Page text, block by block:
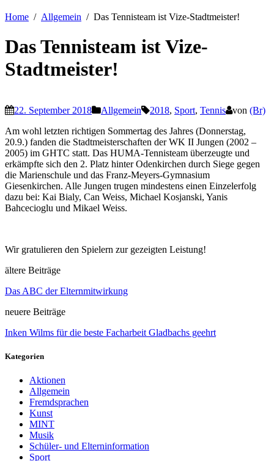
Home Allgemein Das Tennisteam ist Vize-Stadtmeister!
Das Tennisteam ist Vize-
Stadtmeister!
22. September 2018 Allgemein 2018, Sport, Tennis von (Br)
Am wohl letzten richtigen Sommertag des Jahres (Donnerstag,
20.9.) fanden die Stadtmeisterschaften der WK II Jungen (2002 –
2005) im GHTC statt. Das HUMA-Tennisteam überzeugte und
erkämpfte sich den 2. Platz hinter Odenkirchen durch Siege gegen
die Marienschule und das Franz-Meyers-Gymnasium
Giesenkirchen. Alle Jungen trugen mindestens einen Einzelerfolg
dazu bei: Kai Bialy, Can Weiss, Michael Kosjanski, Yanis
Bahcecioglu und Mikael Weiss.
Wir gratulieren den Spielern zur gezeigten Leistung!
ältere Beiträge
Das ABC der Elternmitwirkung
neuere Beiträge
Inken Wilms für die beste Facharbeit Gladbachs geehrt
Kategorien
Aktionen
Allgemein
Fremdsprachen
Kunst
MINT
Musik
Schüler- und Elterninformation
Sport